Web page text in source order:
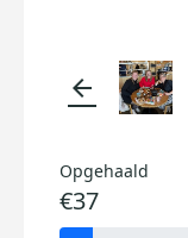
arrow_back
Opgehaald
€37